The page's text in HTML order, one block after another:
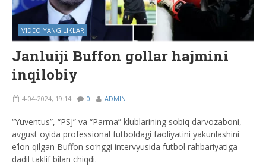
VIDEO YANGILIKLAR
Janluiji Buffon gollar hajmini
inqilobiy
4-04-2024, 19:14 0 ADMIN
“Yuventus”, “PSJ” va “Parma” klublarining sobiq darvozaboni,
avgust oyida professional futboldagi faoliyatini yakunlashini
e’lon qilgan Buffon so‘nggi intervyusida futbol rahbariyatiga
dadil taklif bilan chiqdi.